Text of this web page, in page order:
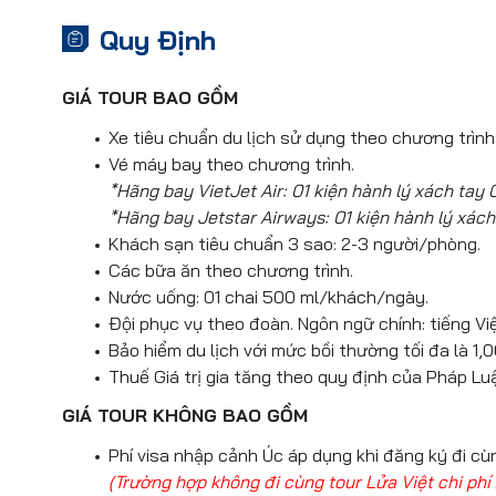
Ăn trưa tại nhà hàng địa phương, tiếp
Khu phố cổ The Rocks
Darling Harbour – trung tâm giải
dẫn các lối đi đan xen các nhà
chính nhưBảo tàng Hàng hải
bách thú Wild Life Sydney.
Ăn tối ở nhà hàng địa phương. Đến
phá. Nghỉ đêm tại thành phố
hùng vĩ.
đá và chiêm ngưỡng các tán rừng
Hoặc quý khách có thể sắp xếp thời
Ăn trưa và ăn tối tự túc.
in chuyến bay về lại TP.HCM
Đối với quý khách bay Jetstar
trưa tự túc tại đây. Chiều xe đưa
về lại TP.HCM
JQ061
Về đến TP.HCM, đoàn làm thủ tục nhập
HDV chia tay và tạm biệt đoàn. Hẹn
Quy Định
GIÁ TOUR BAO GỒM
Xe tiêu chuẩn du lịch sử dụng theo chương trình.
Vé máy bay theo chương trình.
*Hãng bay VietJet Air: 01 kiện hành lý xách tay
*Hãng bay Jetstar Airways: 01 kiện hành lý
Khách sạn tiêu chuẩn 3 sao: 2-3 người/phòng.
Các bữa ăn theo chương trình.
Nước uống: 01 chai 500 ml/khách/ngày.
Đội phục vụ theo đoàn. Ngôn ngữ chính: tiếng
Bảo hiểm du lịch với mức bồi thường tối đa là
Thuế Giá trị gia tăng theo quy định của Pháp
GIÁ TOUR KHÔNG BAO GỒM
Phí visa nhập cảnh Úc áp dụng khi đăng ký đi
(Trường hợp không đi cùng tour Lửa Việt chi